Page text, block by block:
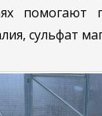
помогают
сульфат